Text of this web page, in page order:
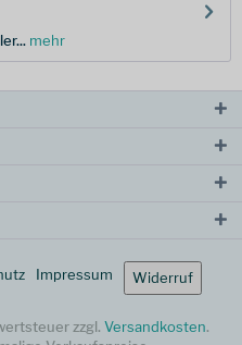
mehr
Impressum Widerruf
zzgl. Versandkosten.